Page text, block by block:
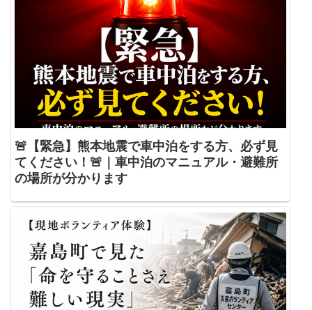
🚨【緊急】熊本地震で車中泊をする方、必ず見
てください！🚨｜車中泊のマニュアル・避難所
の場所が分かります